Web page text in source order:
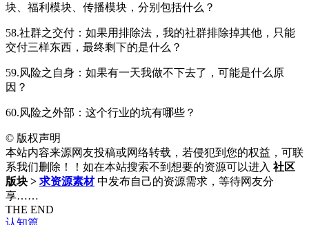
块、福利模块、传播模块，分别包括什么？
58.社群之交付：如果用排除法，我的社群排除掉其他，只能
交付三样东西，最终剩下的是什么？
59.风险之自身：如果有一天我做不下去了，可能是什么原
因？
60.风险之外部：这个行业的坑有哪些？
© 版权声明
本站内容来源网友投稿或网络转载，若侵犯到您的权益，可联
系我们删除！！如在本站搜索不到想要的资源可以进入 社区
版块 > 求资源素材 中发布自己的资源需求，等待网友分
享……
THE END
认知篇